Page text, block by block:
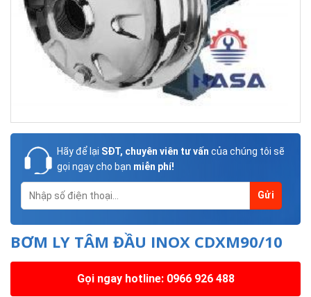
Hãy để lại SĐT, chuyên viên tư vấn của chúng tôi sẽ
gọi ngay cho bạn miễn phí!
BƠM LY TÂM ĐẦU INOX CDXM90/10
Gọi ngay hotline: 0966 926 488